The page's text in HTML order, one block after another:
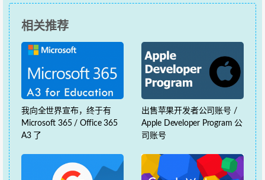
相关推荐
我向全世界宣布，终于有
Microsoft 365 / Office 365
A3 了
出售苹果开发者公司账号 /
Apple Developer Program 公
司账号